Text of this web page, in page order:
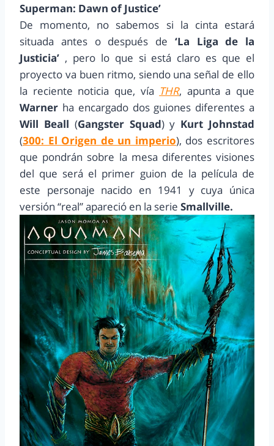
Superman: Dawn of Justice’
De momento, no sabemos si la cinta estará
situada antes o después de ‘La Liga de la
Justicia’ , pero lo que si está claro es que el
proyecto va buen ritmo, siendo una señal de ello
la reciente noticia que, vía THR, apunta a que
Warner ha encargado dos guiones diferentes a
Will Beall (Gangster Squad) y Kurt Johnstad
(300: El Origen de un imperio), dos escritores
que pondrán sobre la mesa diferentes visiones
del que será el primer guion de la película de
este personaje nacido en 1941 y cuya única
versión “real” apareció en la serie Smallville.